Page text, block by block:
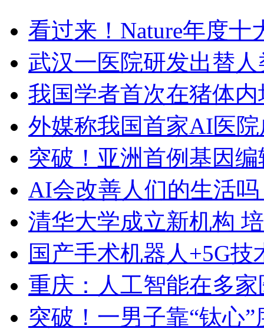
看过来！Nature年度十
武汉一医院研发出替
我国学者首次在猪体
外媒称我国首家AI医
突破！亚洲首例基因
AI会改善人们的生活
清华大学成立新机构
国产手术机器人+5G
重庆：人工智能在多
突破！一男子靠“钛心”